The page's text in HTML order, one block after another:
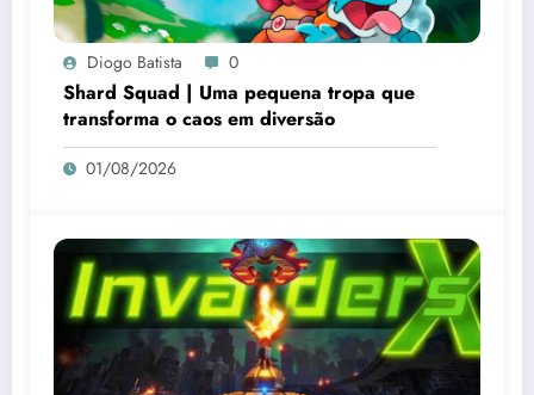
Diogo Batista 0
Shard Squad | Uma pequena tropa que
transforma o caos em diversão
01/08/2026